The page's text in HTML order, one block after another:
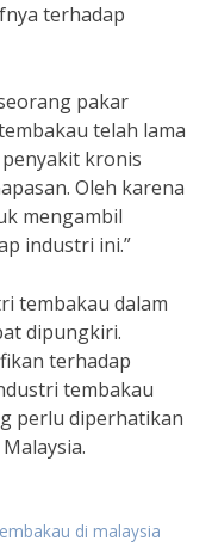
terhadap
pakar
telah lama
kronis
Oleh karena
mengambil
industri ini.”
tembakau dalam
dipungkiri.
terhadap
tembakau
perlu diperhatikan
di malaysia